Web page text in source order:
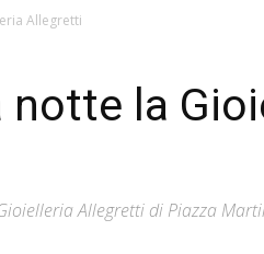
Allegretti
notte la
Allegretti di Piazza